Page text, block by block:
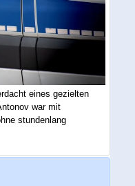
eines gezielten
war mit
stundenlang